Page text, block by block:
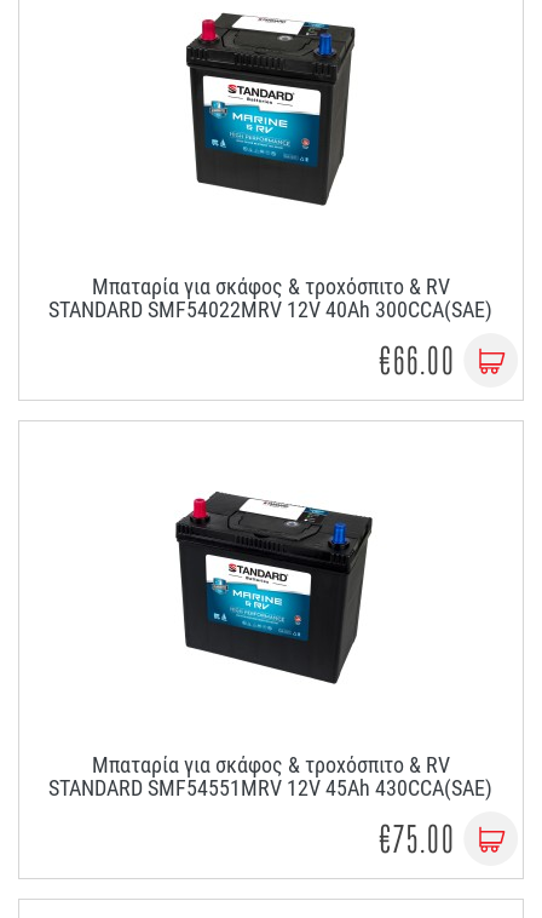
Μπαταρία για σκάφος & τροχόσπιτο & RV
STANDARD SMF54022MRV 12V 40Ah 300CCA(SAE)
€66.00
Μπαταρία για σκάφος & τροχόσπιτο & RV
STANDARD SMF54551MRV 12V 45Ah 430CCA(SAE)
€75.00